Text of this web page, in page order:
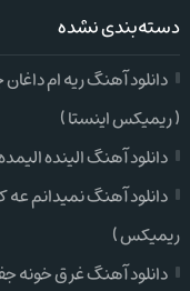
دسته‌بندی نشده
دانلود آهنگ ریه ام
( ریمیکس اینستا )
دانلود آهنگ الینده
دانلود آهنگ نمیدانم عه
ریمیکس )
دانلود آهنگ غرق خونه